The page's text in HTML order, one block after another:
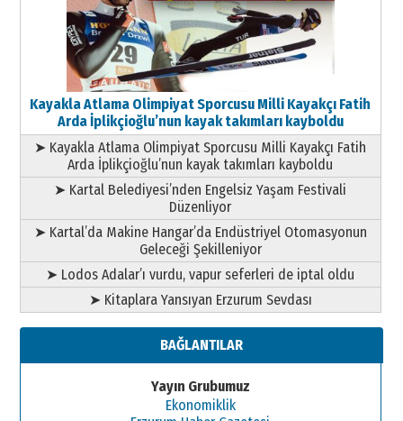
Kayakla Atlama Olimpiyat Sporcusu Milli Kayakçı Fatih
Arda İplikçioğlu’nun kayak takımları kayboldu
➤ Kayakla Atlama Olimpiyat Sporcusu Milli Kayakçı Fatih
Arda İplikçioğlu’nun kayak takımları kayboldu
➤ Kartal Belediyesi’nden Engelsiz Yaşam Festivali
Düzenliyor
➤ Kartal’da Makine Hangar’da Endüstriyel Otomasyonun
Geleceği Şekilleniyor
➤ Lodos Adalar’ı vurdu, vapur seferleri de iptal oldu
➤ Kitaplara Yansıyan Erzurum Sevdası
BAĞLANTILAR
Yayın Grubumuz
Ekonomiklik